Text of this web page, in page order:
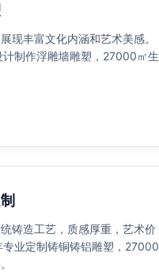
现丰富文化内涵和艺术美感。
制作浮雕墙雕塑，27000㎡生
铸造工艺，质感厚重，艺术价
业定制铸铜铸铝雕塑，27000